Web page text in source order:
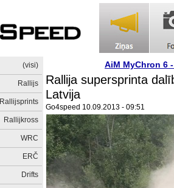
(visi)
Rallijs
Rallijsprints
Rallijkross
WRC
ERČ
Drifts
AiM MyChron 6
Rallija supersprinta
Latvija
Go4speed 10.09.2013 - 09:51